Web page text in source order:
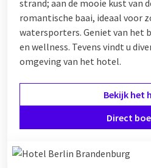
strand; aan de mooie kust van
romantische baai, ideaal voor
watersporters. Geniet van het
en wellness. Tevens vindt u
omgeving van het hotel.
Bekijk het
Direct